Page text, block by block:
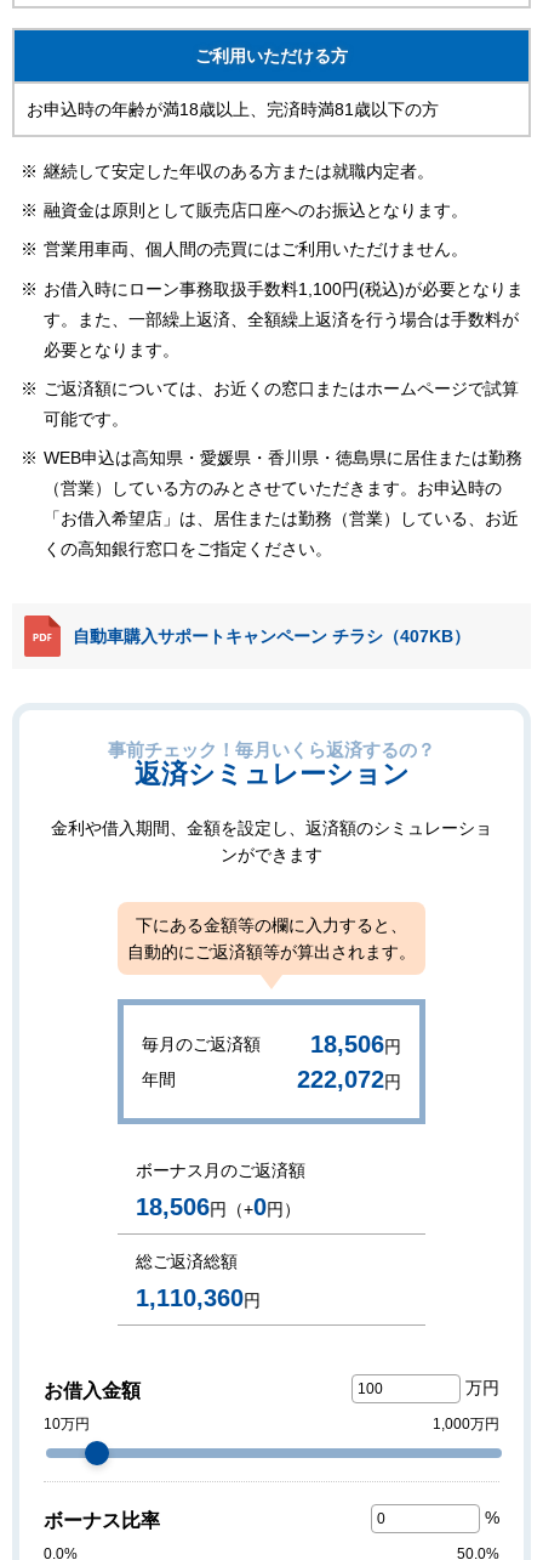
ご利用いただける方
お申込時の年齢が満18歳以上、完済時満81歳以下の方
継続して安定した年収のある方または就職内定者。
融資金は原則として販売店口座へのお振込となります。
営業用車両、個人間の売買にはご利用いただけません。
お借入時にローン事務取扱手数料1,100円(税込)が必要となりま
す。また、一部繰上返済、全額繰上返済を行う場合は手数料が
必要となります。
ご返済額については、お近くの窓口またはホームページで試算
可能です。
WEB申込は高知県・愛媛県・香川県・徳島県に居住または勤務
（営業）している方のみとさせていただきます。お申込時の
「お借入希望店」は、居住または勤務（営業）している、お近
くの高知銀行窓口をご指定ください。
自動車購入サポートキャンペーン チラシ（407KB）
事前チェック！毎月いくら返済するの？
返済シミュレーション
金利や借入期間、金額を設定し、返済額のシミュレーショ
ンができます
お借入金額 万円
10万円 1,000万円
ボーナス比率 %
0.0% 50.0%
下にある金額等の欄に入力すると、
自動的にご返済額等が算出されます。
毎月のご返済額 18,506円
年間
222,072円
ボーナス月のご返済額
18,506円（+0円）
総ご返済総額
1,110,360円